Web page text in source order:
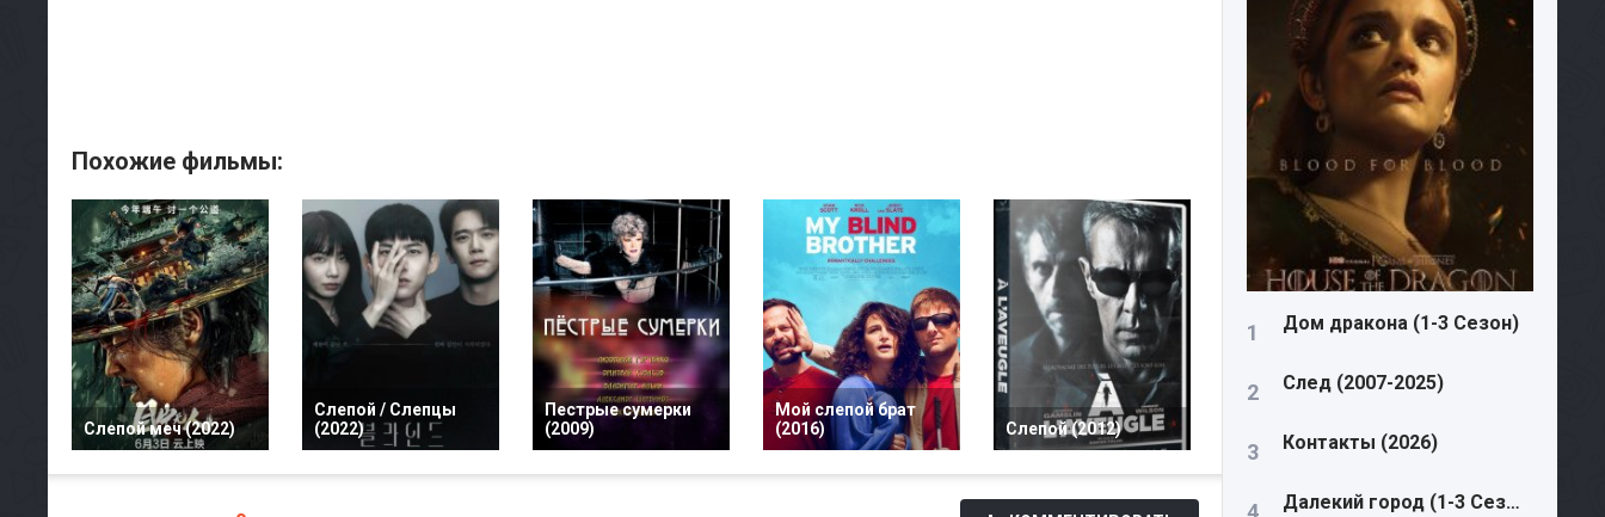
Похожие фильмы:
Слепой меч (2022)
Слепой / Слепцы
(2022)
Пестрые сумерки
(2009)
Мой слепой брат
(2016)
Слепой (2012)
Дом дракона (1-3 Сезон)
След (2007-2025)
Контакты (2026)
Далекий город (1-3 Сезон)